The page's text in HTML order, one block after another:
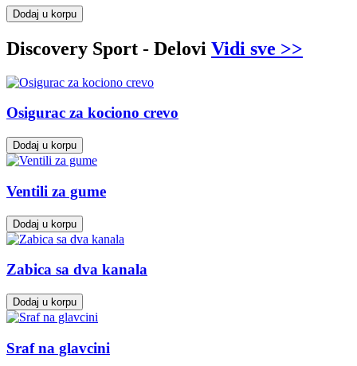
Dodaj u korpu
Discovery Sport - Delovi Vidi sve >>
Osigurac za kociono crevo
Dodaj u korpu
Ventili za gume
Dodaj u korpu
Zabica sa dva kanala
Dodaj u korpu
Sraf na glavcini